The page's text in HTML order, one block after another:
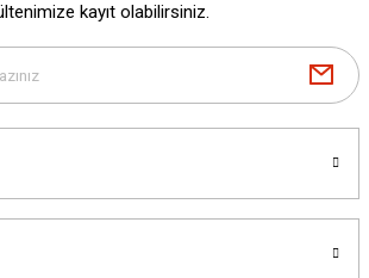
farklı alternatifler olmalı.
kayıt olabilirsiniz.